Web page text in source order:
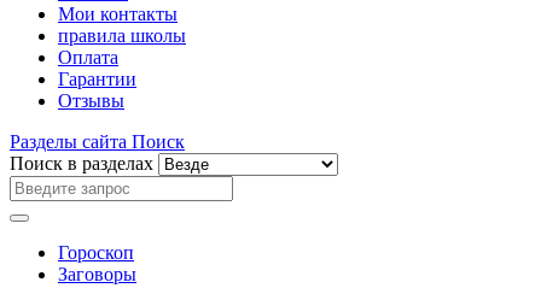
Мои контакты
правила школы
Оплата
Гарантии
Отзывы
Разделы сайта Поиск
Поиск в разделах
Гороскоп
Заговоры